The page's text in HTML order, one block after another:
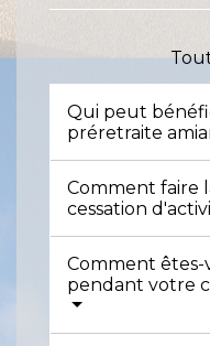
Qui peut
préretraite
Comment faire
cessation
Comment
pendant votre